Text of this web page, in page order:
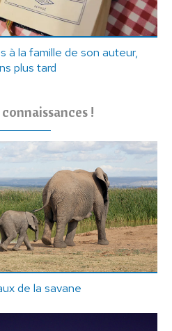
à la famille de son auteur,
plus tard
!
de la savane